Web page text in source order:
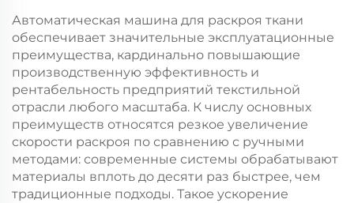
автоматический
станок для резки
ковровых матов
кожаных сидений
Автоматическая машина для раскроя ткани
обеспечивает значительные эксплуатационные
преимущества, кардинально повышающие
производственную эффективность и
рентабельность предприятий текстильной
отрасли любого масштаба. К числу основных
преимуществ относятся резкое увеличение
скорости раскроя по сравнению с ручными
методами: современные системы обрабатывают
материалы вплоть до десяти раз быстрее, чем
традиционные подходы. Такое ускорение